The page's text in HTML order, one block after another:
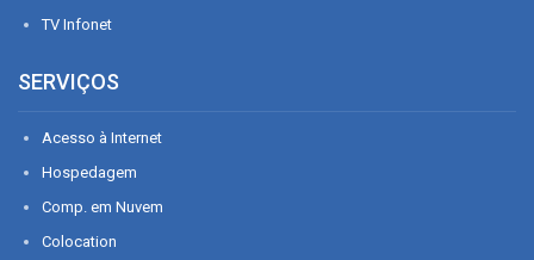
TV Infonet
SERVIÇOS
Acesso à Internet
Hospedagem
Comp. em Nuvem
Colocation